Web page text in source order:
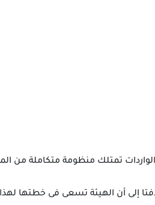
تمتلك منظومة متكاملة من
من 1500 اختبار معتمد محليا ودوليا، لافتا إلى أن الهيئة تسعى